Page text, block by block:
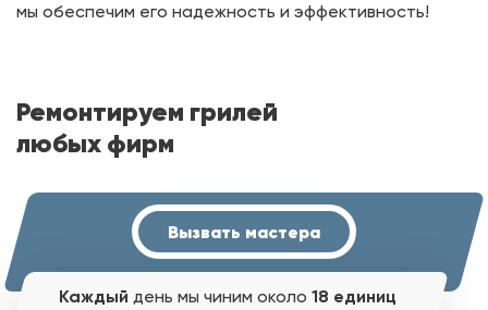
мы обеспечим его надежность и эффективность!
Ремонтируем грилей
любых фирм
Вызвать мастера
Каждый день мы чиним около 18 единиц